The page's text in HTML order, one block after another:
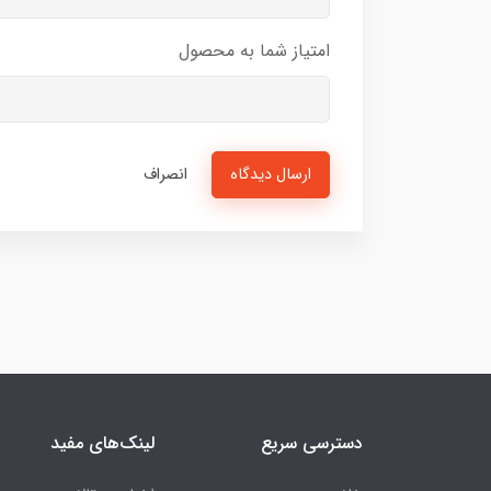
امتیاز شما به محصول
ارسال دیدگاه انصراف
دسترسی سریع لینک‌های مفید